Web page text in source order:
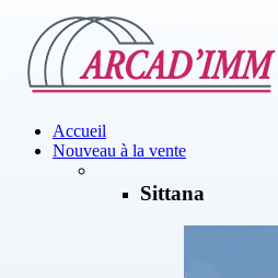
Accueil
Nouveau à la vente
Sittana